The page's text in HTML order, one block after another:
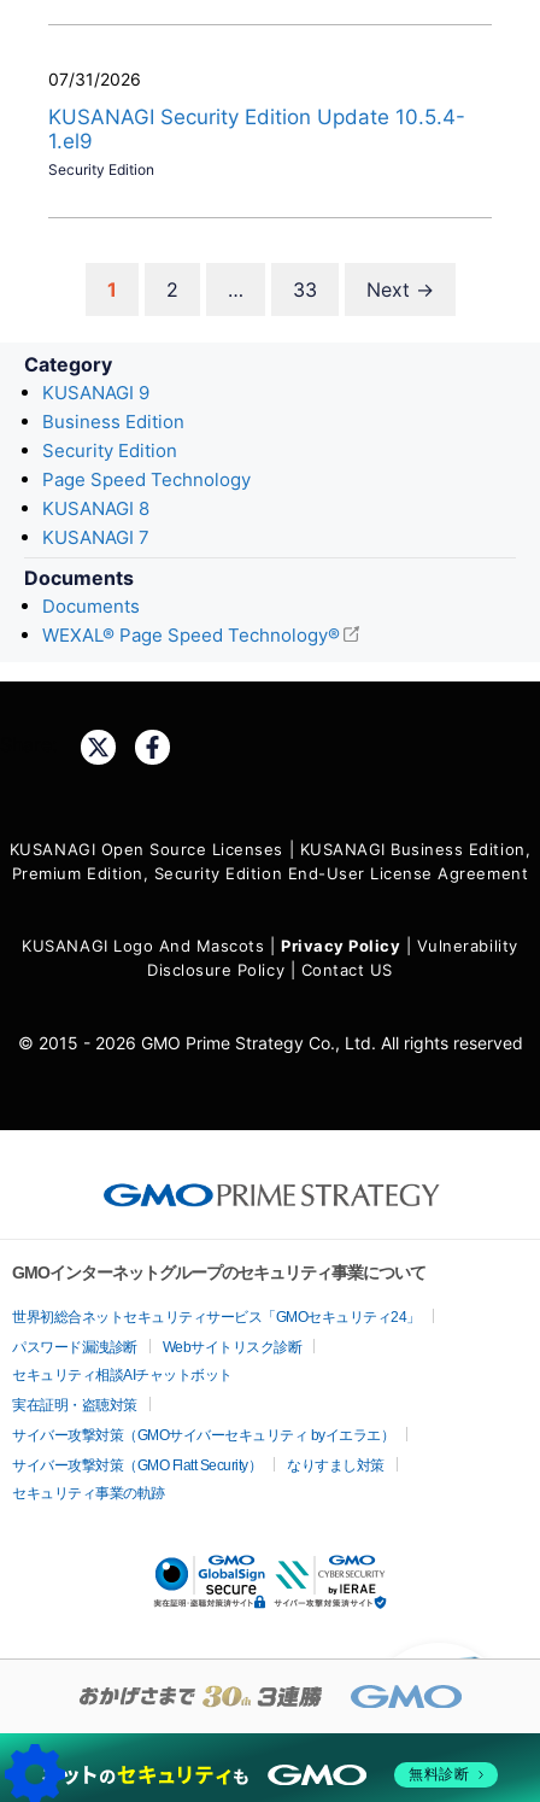
07/31/2026
KUSANAGI Security Edition Update 10.5.4-
1.el9
Security Edition
Page
1 Page
2 … Page
33 Next →
Category
KUSANAGI 9
Business Edition
Security Edition
Page Speed Technology
KUSANAGI 8
KUSANAGI 7
Documents
Documents
WEXAL® Page Speed Technology®
KUSANAGI Open Source Licenses
KUSANAGI Business Edition,
Premium Edition, Security Edition End-User License Agreement
KUSANAGI Logo And Mascots Privacy Policy
Vulnerability
Disclosure Policy
Contact US
© 2015 - 2026 GMO Prime Strategy Co., Ltd. All rights reserved
GMOインターネットグループのセキュリティ事業について
世界初総合ネットセキュリティサービス「GMOセキュリティ24」
パスワード漏洩診断
Webサイトリスク診断
セキュリティ相談AIチャットボット
実在証明・盗聴対策
サイバー攻撃対策（GMOサイバーセキュリティ byイエラエ）
サイバー攻撃対策（GMO Flatt Security）
なりすまし対策
セキュリティ事業の軌跡
KUSANAGIについての質
無料診断